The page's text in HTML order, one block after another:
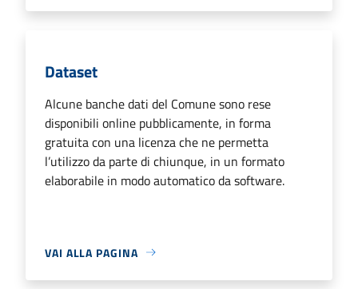
Dataset
Alcune banche dati del Comune sono rese
disponibili online pubblicamente, in forma
gratuita con una licenza che ne permetta
l’utilizzo da parte di chiunque, in un formato
elaborabile in modo automatico da software.
VAI ALLA PAGINA